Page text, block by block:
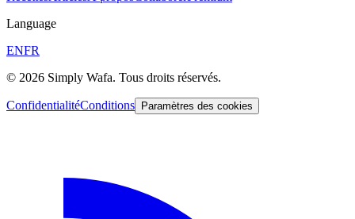
Language
ENFR
© 2026 Simply Wafa. Tous droits réservés.
ConfidentialitéConditions Paramètres des cookies